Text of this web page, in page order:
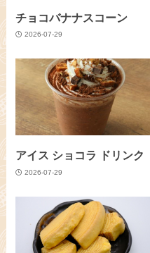
チョコバナナスコーン
2026-07-29
アイス ショコラ ドリンク
2026-07-29